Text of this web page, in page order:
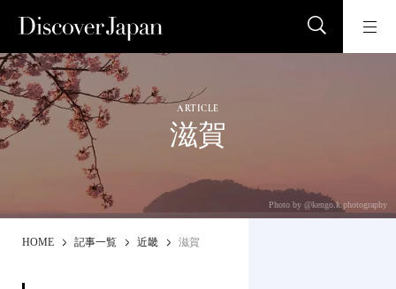
ARTICLE
滋賀
Photo by @kengo.k.photography
HOME 記事一覧 近畿 滋賀